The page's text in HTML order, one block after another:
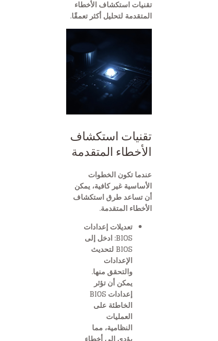
تقنيات استكشاف الأخطاء
المتقدمة لتحليل أكثر تعمقًا.
تقنيات استكشاف
الأخطاء المتقدمة
عندما تكون الخطوات
الأساسية غير كافية، يمكن
أن تساعد طرق استكشاف
الأخطاء المتقدمة.
تعديلات إعدادات
BIOS: ادخل إلى
BIOS لتحديث
الإعدادات
والتحقق منها.
يمكن أن تؤثر
إعدادات BIOS
الخاطئة على
العمليات
النظامية، مما